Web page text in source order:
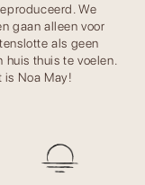
We
gaan alleen voor
als geen
thuis te voelen.
is Noa May!